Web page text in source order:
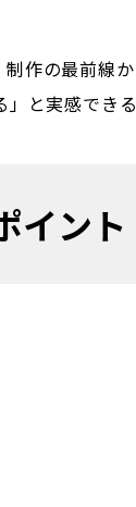
作の最前線
と実感できる
イント